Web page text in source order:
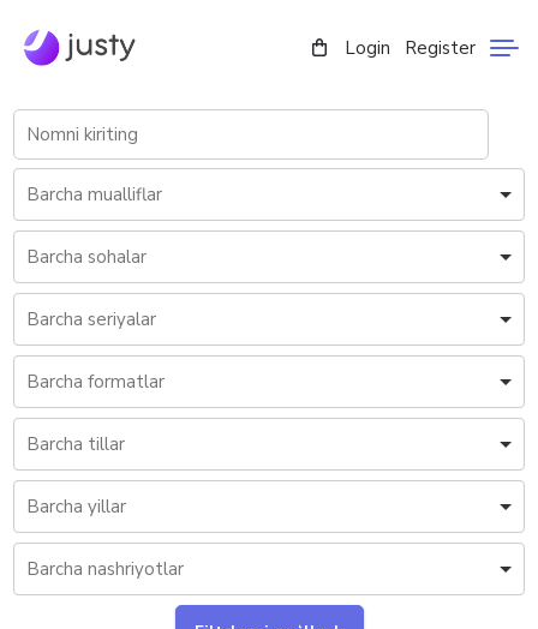
Login Register